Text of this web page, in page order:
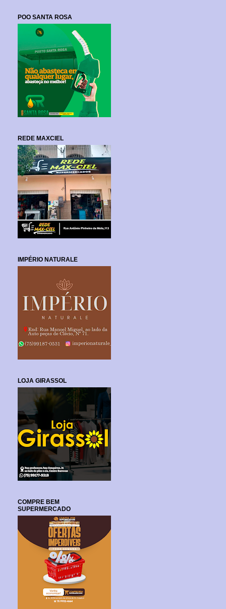
POO SANTA ROSA
REDE MAXCIEL
IMPÉRIO NATURALE
LOJA GIRASSOL
COMPRE BEM
SUPERMERCADO